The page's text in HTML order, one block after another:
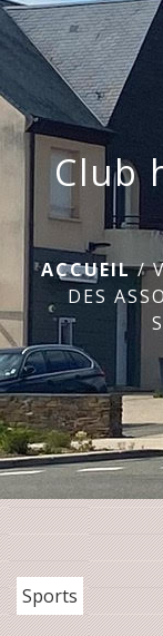
Club
ACCUEIL/
DES
Sports